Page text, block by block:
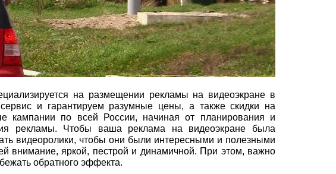
на размещении рекламы на видеоэкране в
и гарантируем разумные цены, а также скидки на
кампании по всей России, начиная от планирования и
рекламы. Чтобы ваша реклама на видеоэкране была
видеоролики, чтобы они были интересными и полезными
внимание, яркой, пестрой и динамичной. При этом, важно
обратного эффекта.